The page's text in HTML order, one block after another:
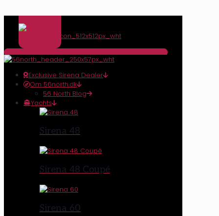
Exclusive Sirena Dealer
Om 56north.dk
56 North Blog
Yachts
Sirena 48
Sirena 48 Coupé
Sirena 60